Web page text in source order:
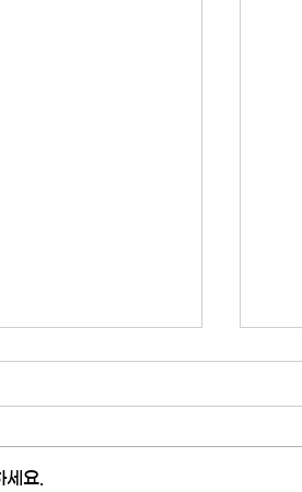
세요.